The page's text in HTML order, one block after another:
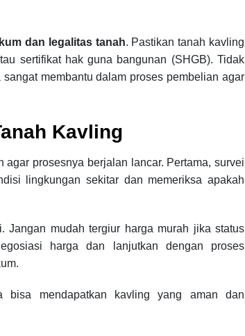
dan legalitas tanah. Pastikan tanah kavling
sertifikat hak guna bangunan (SHGB). Tidak
membantu dalam proses pembelian agar
Kavling
prosesnya berjalan lancar. Pertama, survei
lingkungan sekitar dan memeriksa apakah
Jangan mudah tergiur harga murah jika status
harga dan lanjutkan dengan proses
bisa mendapatkan kavling yang aman dan